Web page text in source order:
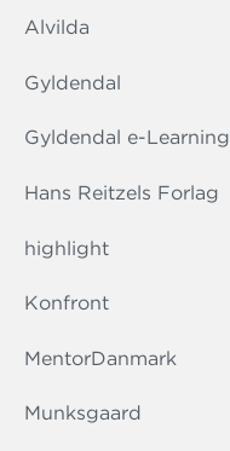
Alvilda
Gyldendal
Gyldendal e-Learning
Hans Reitzels Forlag
highlight
Konfront
MentorDanmark
Munksgaard